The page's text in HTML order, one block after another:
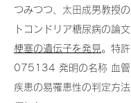
つみつつ、太田成男教授
トコンドリア糖尿病の論
梗塞の遺伝子を発見 。特
075134 発明の名称 血
疾患の易罹患性の判定方